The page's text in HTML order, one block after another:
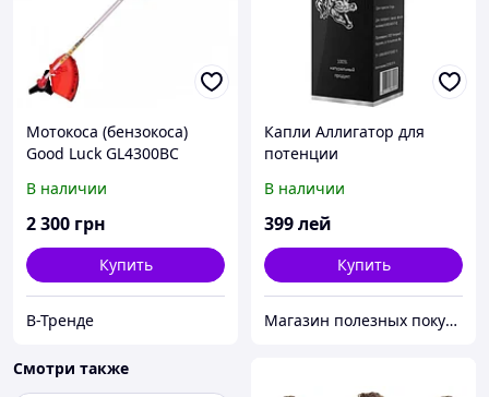
Мотокоса (бензокоса)
Good Luck GL4300BC
В наличии
2 300 грн
Купить
В-Тренде
Капли Аллигатор для
потенции
В наличии
399лей
Купить
Магазин полезных покупок "Goodbuy"
Смотри также